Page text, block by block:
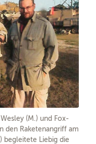
(M.) und Fox-
den Raketenangriff am
begleitete Liebig die